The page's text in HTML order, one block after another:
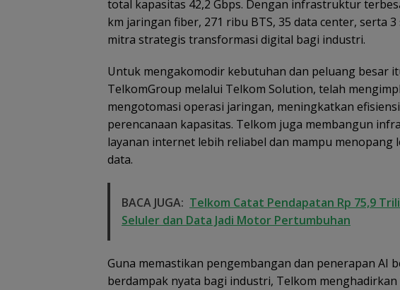
total kapasitas 42,2 Gbps. Dengan infrastruktur
km jaringan fiber, 271 ribu BTS, 35 data center, serta
mitra strategis transformasi digital bagi industri.
Untuk mengakomodir kebutuhan dan peluang besar
TelkomGroup melalui Telkom Solution, telah
mengotomasi operasi jaringan, meningkatkan
perencanaan kapasitas. Telkom juga membangun
layanan internet lebih reliabel dan mampu
data.
BACA JUGA: Telkom Catat Pendapatan Rp 75,9
Seluler dan Data Jadi Motor Pertumbuhan
Guna memastikan pengembangan dan penerapan AI
berdampak nyata bagi industri, Telkom menghadirkan
Dikembalikan dan
Diselesaikan Secara
Kekeluargaan
Lingga
Sawit